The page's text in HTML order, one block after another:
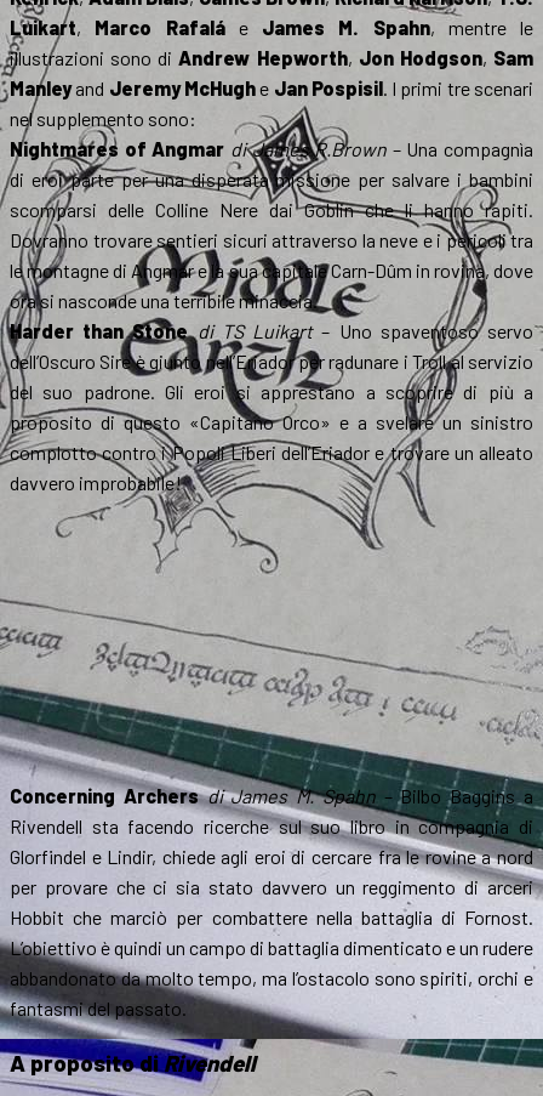
Luikart, Marco Rafaláe James M. Spahn, mentre le
illustrazioni sono di Andrew Hepworth, Jon Hodgson, Sam
Manleyand Jeremy McHughe Jan Pospisil. I primi tre scenari
nel supplemento sono:
Nightmares of Angmar di James R.Brown – Una compagnìa
di eroi parte per una disperata missione per salvare i bambini
scomparsi delle Colline Nere dai Goblin che li hanno rapiti.
Dovranno trovare sentieri sicuri attraverso la neve e i pericoli tra
le montagne di Angmar e la sua capitale Carn-Dûm in rovina, dove
ora si nasconde una terribile minaccia.
Harder than Stone di TS Luikart– Uno spaventoso servo
dell’Oscuro Sire è giunto nell’Eriador per radunare i Troll al servizio
del suo padrone. Gli eroi si apprestano a scoprire di più a
proposito di questo «Capitano Orco» e a svelare un sinistro
complotto contro i Popoli Liberi dell’Eriador e trovare un alleato
davvero improbabile!
Concerning Archers di James M. Spahn– Bilbo Baggins a
Rivendell sta facendo ricerche sul suo libro in compagnia di
Glorfindel e Lindir, chiede agli eroi di cercare fra le rovine a nord
per provare che ci sia stato davvero un reggimento di arceri
Hobbit che marciò per combattere nella battaglia di Fornost.
L’obiettivo è quindi un campo di battaglia dimenticato e un rudere
abbandonato da molto tempo, ma l’ostacolo sono spiriti, orchi e
fantasmi del passato.
A proposito diRivendell